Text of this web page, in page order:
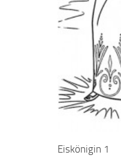
Eiskönigin 1